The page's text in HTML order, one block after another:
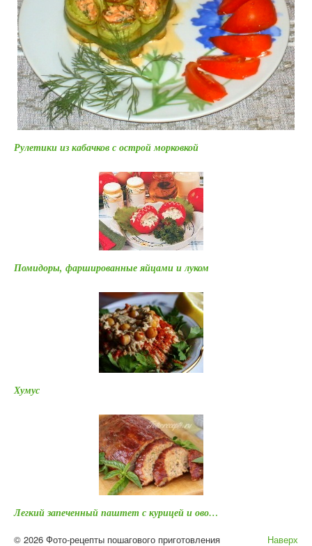
Рулетики из кабачков с острой морковкой
Помидоры, фаршированные яйцами и луком
Хумус
Легкий запеченный паштет с курицей и ово…
Наверх
© 2026 Фото-рецепты пошагового приготовления